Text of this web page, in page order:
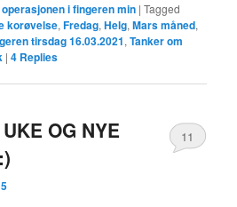
i fingeren min |Tagged
korøvelse,Fredag,Helg,Mars måned,
tirsdag 16.03.2021,Tanker om
|4 Replies
OG NYE
11